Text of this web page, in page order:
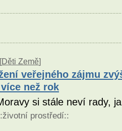
[Děti Země]
veřejného zájmu
než rok
si stále neví rady,
životní prostředí::